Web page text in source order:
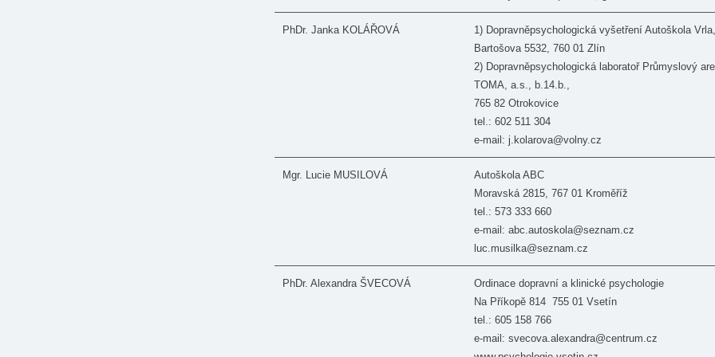
PhDr. Janka KOLÁŘOVÁ
1) Dopravněpsychologická vyšetření Autoškola
Bartošova 5532, 760 01 Zlín
2) Dopravněpsychologická laboratoř Průmyslový
TOMA, a.s., b.14.b.,
765 82 Otrokovice
tel.: 602 511 304
e-mail: j.kolarova@volny.cz
Mgr. Lucie MUSILOVÁ
Autoškola ABC
Moravská 2815, 767 01 Kroměříž
tel.: 573 333 660
e-mail: abc.autoskola@seznam.cz
luc.musilka@seznam.cz
PhDr. Alexandra ŠVECOVÁ
Ordinace dopravní a klinické psychologie
Na Příkopě 814 755 01 Vsetín
tel.: 605 158 766
e-mail: svecova.alexandra@centrum.cz